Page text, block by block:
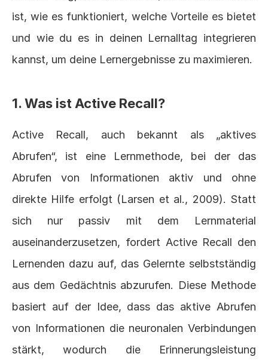
ist, wie es funktioniert, welche Vorteile es bietet
und wie du es in deinen Lernalltag integrieren
kannst, um deine Lernergebnisse zu maximieren.
1. Was ist Active Recall?
Active Recall, auch bekannt als „aktives
Abrufen“, ist eine Lernmethode, bei der das
Abrufen von Informationen aktiv und ohne
direkte Hilfe erfolgt (Larsen et al., 2009). Statt
sich nur passiv mit dem Lernmaterial
auseinanderzusetzen, fordert Active Recall den
Lernenden dazu auf, das Gelernte selbstständig
aus dem Gedächtnis abzurufen. Diese Methode
basiert auf der Idee, dass das aktive Abrufen
von Informationen die neuronalen Verbindungen
stärkt, wodurch die Erinnerungsleistung